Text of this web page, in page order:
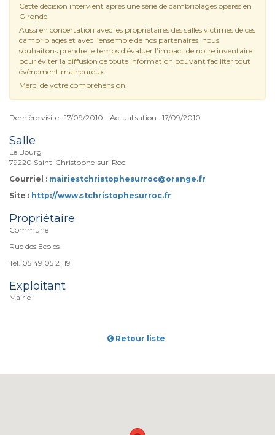
Cette décision intervient après une série de cambriolages opérés en
Gironde.
Aussi en concertation avec les propriétaires des salles victimes de ces
cambriolages et avec l’ensemble de nos partenaires, nous
souhaitons prendre le temps d’évaluer l’impact de notre inventaire
pour éviter la diffusion de toute information pouvant faciliter tout
évènement malheureux.
Merci de votre compréhension.
Dernière visite : 17/09/2010 - Actualisation : 17/09/2010
Salle
Le Bourg
79220 Saint-Christophe-sur-Roc
Courriel : mairiestchristophesurroc@orange.fr
Site : http://www.stchristophesurroc.fr
Propriétaire
Commune
Rue des Ecoles
Tél. 05 49 05 21 19
Exploitant
Mairie
Retour liste